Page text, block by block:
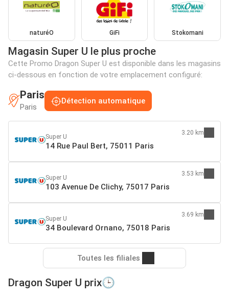
naturéO GiFi Stokomani
Magasin Super U le plus proche
Cette Promo Dragon Super U est disponible dans les magasins
ci-dessous en fonction de votre emplacement configuré:
Paris
Paris
Détection automatique
Super U
14 Rue Paul Bert, 75011 Paris
3.20 km
Super U
103 Avenue De Clichy, 75017 Paris
3.53 km
Super U
34 Boulevard Ornano, 75018 Paris
3.69 km
Toutes les filiales
Dragon Super U prix🕒